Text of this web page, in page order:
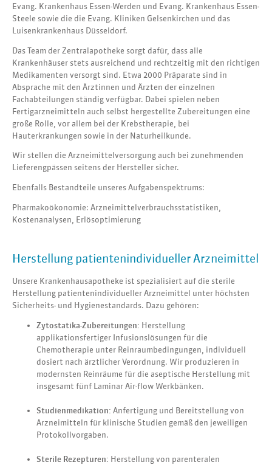
Evang. Krankenhaus Essen-Werden und Evang. Krankenhaus Essen-
Steele sowie die die Evang. Kliniken Gelsenkirchen und das
Luisenkrankenhaus Düsseldorf.
Das Team der Zentralapotheke sorgt dafür, dass alle
Krankenhäuser stets ausreichend und rechtzeitig mit den richtigen
Medikamenten versorgt sind. Etwa 2000 Präparate sind in
Absprache mit den Ärztinnen und Ärzten der einzelnen
Fachabteilungen ständig verfügbar. Dabei spielen neben
Fertigarzneimitteln auch selbst hergestellte Zubereitungen eine
große Rolle, vor allem bei der Krebstherapie, bei
Hauterkrankungen sowie in der Naturheilkunde.
Wir stellen die Arzneimittelversorgung auch bei zunehmenden
Lieferengpässen seitens der Hersteller sicher.
Ebenfalls Bestandteile unseres Aufgabenspektrums:
Pharmakoökonomie: Arzneimittelverbrauchsstatistiken,
Kostenanalysen, Erlösoptimierung
Herstellung patientenindividueller Arzneimittel
Unsere Krankenhausapotheke ist spezialisiert auf die sterile
Herstellung patientenindividueller Arzneimittel unter höchsten
Sicherheits- und Hygienestandards. Dazu gehören:
Zytostatika-Zubereitungen: Herstellung
applikationsfertiger Infusionslösungen für die
Chemotherapie unter Reinraumbedingungen, individuell
dosiert nach ärztlicher Verordnung. Wir produzieren in
modernsten Reinräume für die aseptische Herstellung mit
insgesamt fünf Laminar Air-flow Werkbänken.
Studienmedikation: Anfertigung und Bereitstellung von
Arzneimitteln für klinische Studien gemäß den jeweiligen
Protokollvorgaben.
Sterile Rezepturen: Herstellung von parenteralen